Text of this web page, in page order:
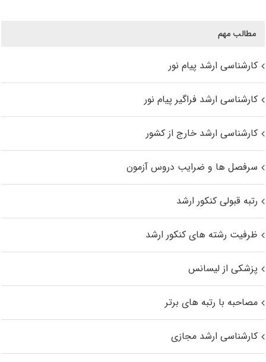
مطالب مهم
کارشناسی ارشد پیام نور
کارشناسی ارشد فراگیر پیام نور
کارشناسی ارشد خارج از کشور
سرفصل ها و ضرایب دروس آزمون
رتبه قبولی کنکور ارشد
ظرفیت رشته های کنکور ارشد
پزشکی از لیسانس
مصاحبه با رتبه های برتر
کارشناسی ارشد مجازی